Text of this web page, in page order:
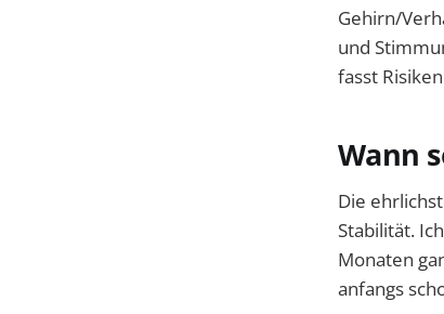
Gehirn/
und
fasst
Wann
Die
Stabilität.
Monaten
anfangs